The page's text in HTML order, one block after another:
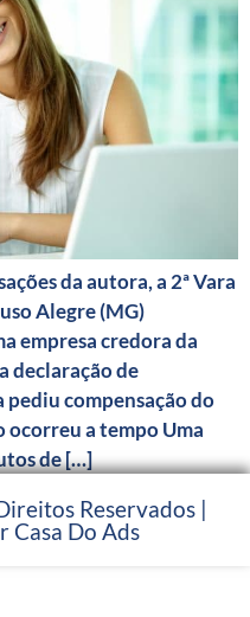
da autora, a 2ª Vara
Alegre (MG)
empresa credora da
declaração de
compensação do
a tempo Uma
de […]
Reservados |
Casa Do Ads